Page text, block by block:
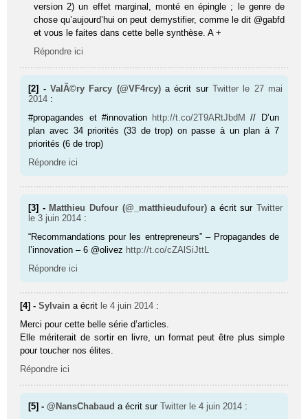
version 2) un effet marginal, monté en épingle ; le genre de
chose qu’aujourd’hui on peut demystifier, comme le dit @gabfd
et vous le faites dans cette belle synthèse. A +
Répondre ici
[2] - ValÃ©ry Farcy (@VF4rcy) a écrit sur Twitter
le 27 mai
2014 :
#propagandes et #innovation http://t.co/2T9ARtJbdM // D’un
plan avec 34 priorités (33 de trop) on passe à un plan à 7
priorités (6 de trop)
Répondre ici
[3] - Matthieu Dufour (@_matthieudufour) a écrit sur Twitter
le 3 juin 2014 :
“Recommandations pour les entrepreneurs” – Propagandes de
l’innovation – 6 @olivez http://t.co/cZAlSiJttL
Répondre ici
[4] -Sylvain a écrit le 4 juin 2014 :
Merci pour cette belle série d’articles.
Elle mériterait de sortir en livre, un format peut être plus simple
pour toucher nos élites.
Répondre ici
[5] -@NansChabaud a écrit surTwitter le 4 juin 2014 :